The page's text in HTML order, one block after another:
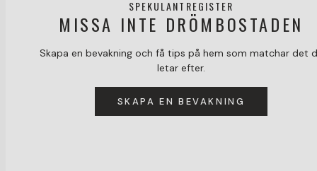
SPEKULANTREGISTER
MISSA INTE DRÖMBOSTADEN
Skapa en bevakning och få tips på hem som matchar det
letar efter.
SKAPA EN BEVAKNING